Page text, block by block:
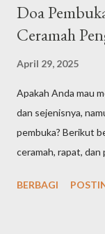
Doa
Ceramah
April 29, 2025
Apakah Anda mau
dan sejenisnya,
pembuka? Berikut
ceramah, rapat, dan
latin: "Alḥamdu
BERBAGI